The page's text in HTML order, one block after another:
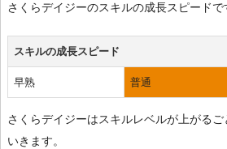
さくらデイジーのスキルの成長スピードで
スキルの成長スピード
早熟 普通
さくらデイジーはスキルレベルが上がる
いきます。